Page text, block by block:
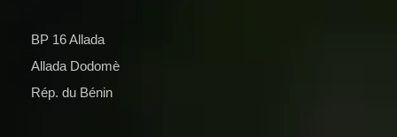
BP 16 Allada
Allada Dodomè
Rép. du Bénin